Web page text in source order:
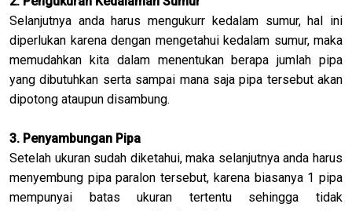
Selanjutnya anda harus mengukurr kedalam sumur, hal ini
diperlukan karena dengan mengetahui kedalam sumur, maka
memudahkan kita dalam menentukan berapa jumlah pipa
yang dibutuhkan serta sampai mana saja pipa tersebut akan
dipotong ataupun disambung.
3. Penyambungan Pipa
Setelah ukuran sudah diketahui, maka selanjutnya anda harus
menyembung pipa paralon tersebut, karena biasanya 1 pipa
mempunyai batas ukuran tertentu sehingga tidak